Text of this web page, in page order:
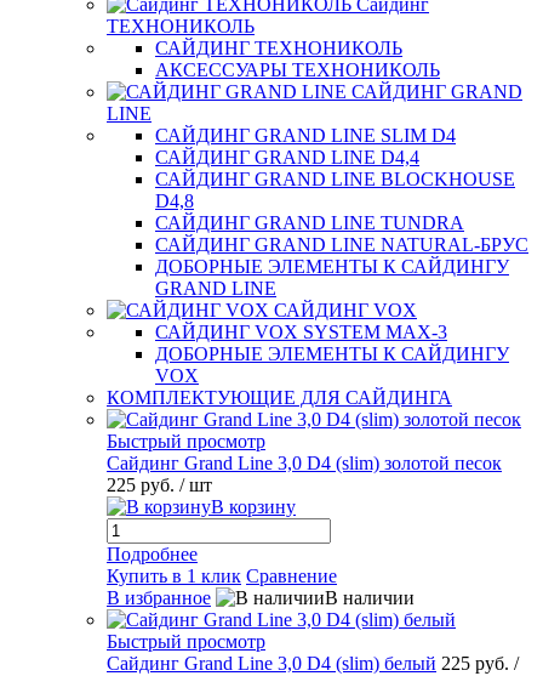
Сайдинг
ТЕХНОНИКОЛЬ
САЙДИНГ ТЕХНОНИКОЛЬ
АКСЕССУАРЫ ТЕХНОНИКОЛЬ
САЙДИНГ GRAND
LINE
САЙДИНГ GRAND LINE SLIM D4
САЙДИНГ GRAND LINE D4,4
САЙДИНГ GRAND LINE BLOCKHOUSE
D4,8
САЙДИНГ GRAND LINE TUNDRA
САЙДИНГ GRAND LINE NATURAL-БРУС
ДОБОРНЫЕ ЭЛЕМЕНТЫ К САЙДИНГУ
GRAND LINE
САЙДИНГ VOX
САЙДИНГ VOX SYSTEM MAX-3
ДОБОРНЫЕ ЭЛЕМЕНТЫ К САЙДИНГУ
VOX
КОМПЛЕКТУЮЩИЕ ДЛЯ САЙДИНГА
Быстрый просмотр
Сайдинг Grand Line 3,0 D4 (slim) золотой песок
225 руб. / шт
В корзину
Подробнее
Купить в 1 клик Сравнение
В избранное
В наличии
Быстрый просмотр
Сайдинг Grand Line 3,0 D4 (slim) белый 225 руб. /